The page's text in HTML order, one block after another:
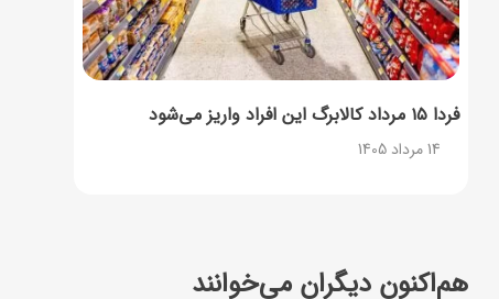
فردا ۱۵ مرداد کالابرگ این افراد واریز می‌شود
14 مرداد 1405
هم‌اکنون دیگران می‌خوانند